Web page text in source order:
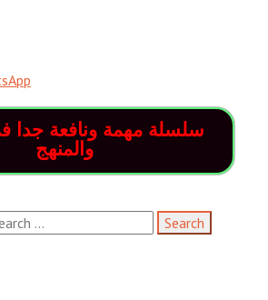
سلسلة مهمة ونافعة جدا
والمنهج